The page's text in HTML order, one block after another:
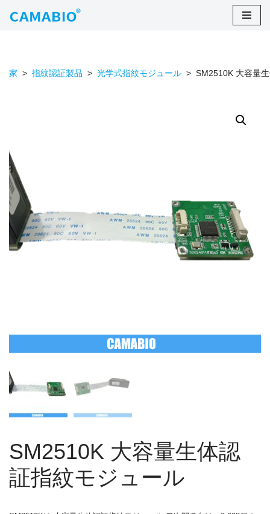
ン
ッ
プ
家 > 指紋認証製品 > 光学式指紋モジュール > SM2510K 大容量
SM2510K 大容量生体認
証指紋モジュール